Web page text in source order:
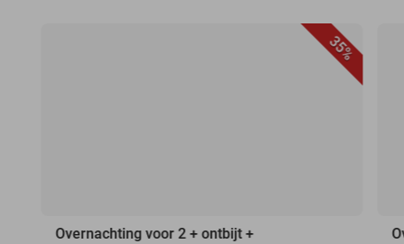
35%
Overnachting voor 2 + ontbijt +